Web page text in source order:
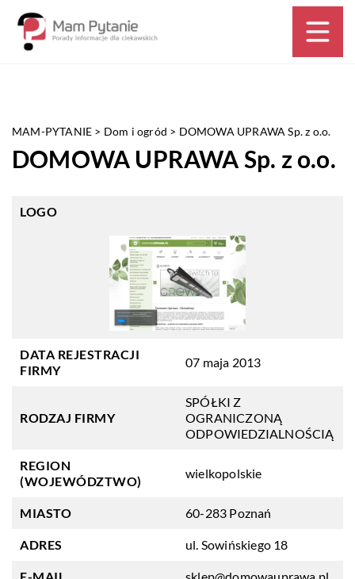
MAM-PYTANIE > Dom i ogród > DOMOWA UPRAWA Sp. z o.o.
DOMOWA UPRAWA Sp. z o.o.
LOGO
DATA REJESTRACJI
FIRMY
07 maja 2013
RODZAJ FIRMY
SPÓŁKI Z
OGRANICZONĄ
ODPOWIEDZIALNOŚCIĄ
REGION
(WOJEWÓDZTWO)
wielkopolskie
MIASTO 60-283 Poznań
ADRES ul. Sowińskiego 18